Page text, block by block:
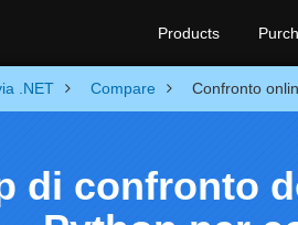
Products
.NET Compare Confronto
di confronto